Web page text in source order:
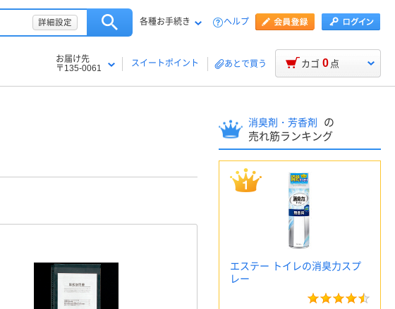
詳細設定 各種お手続き ヘルプ
お届け先
〒135-0061
スイートポイント あとで買う カゴ 0 点
消臭剤・芳香剤
の
売れ筋ランキング
エステー トイレの消臭力スプ
レー